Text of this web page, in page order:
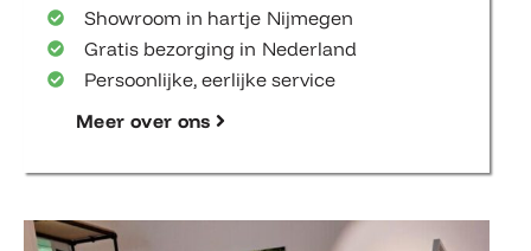
Showroom in hartje Nijmegen
Gratis bezorging in Nederland
Persoonlijke, eerlijke service
Meer over ons